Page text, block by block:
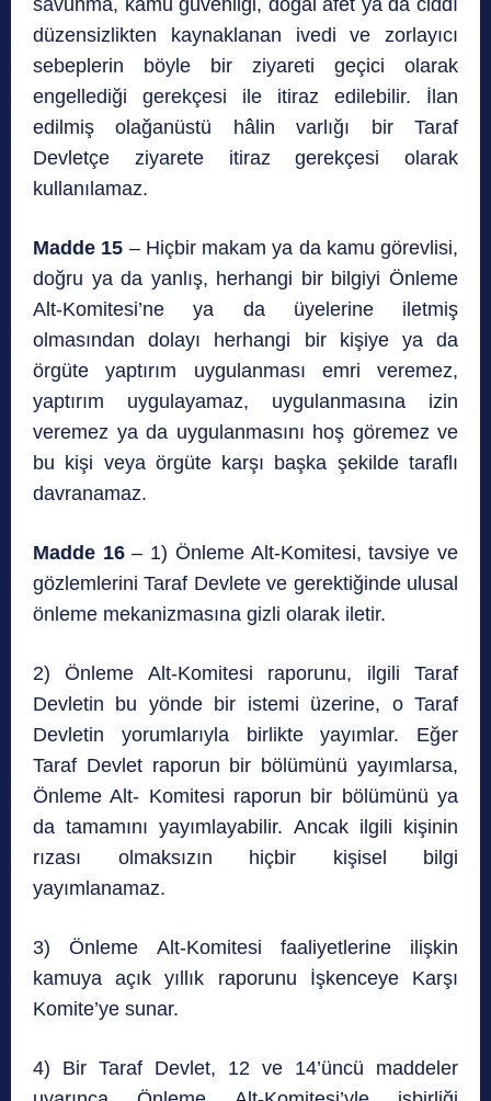
düzensizlikten kaynaklanan ivedi ve zorlayıcı
sebeplerin böyle bir ziyareti geçici olarak
engellediği gerekçesi ile itiraz edilebilir. İlan
edilmiş olağanüstü hâlin varlığı bir Taraf
Devletçe ziyarete itiraz gerekçesi olarak
kullanılamaz.
Madde 15 – Hiçbir makam ya da kamu görevlisi,
doğru ya da yanlış, herhangi bir bilgiyi Önleme
Alt-Komitesi’ne ya da üyelerine iletmiş
olmasından dolayı herhangi bir kişiye ya da
örgüte yaptırım uygulanması emri veremez,
yaptırım uygulayamaz, uygulanmasına izin
veremez ya da uygulanmasını hoş göremez ve
bu kişi veya örgüte karşı başka şekilde taraflı
davranamaz.
Madde 16– 1) Önleme Alt-Komitesi, tavsiye ve
gözlemlerini Taraf Devlete ve gerektiğinde ulusal
önleme mekanizmasına gizli olarak iletir.
2) Önleme Alt-Komitesi raporunu, ilgili Taraf
Devletin bu yönde bir istemi üzerine, o Taraf
Devletin yorumlarıyla birlikte yayımlar. Eğer
Taraf Devlet raporun bir bölümünü yayımlarsa,
Önleme Alt- Komitesi raporun bir bölümünü ya
da tamamını yayımlayabilir. Ancak ilgili kişinin
rızası olmaksızın hiçbir kişisel bilgi
yayımlanamaz.
3) Önleme Alt-Komitesi faaliyetlerine ilişkin
kamuya açık yıllık raporunu İşkenceye Karşı
Komite’ye sunar.
4) Bir Taraf Devlet, 12 ve 14’üncü maddeler